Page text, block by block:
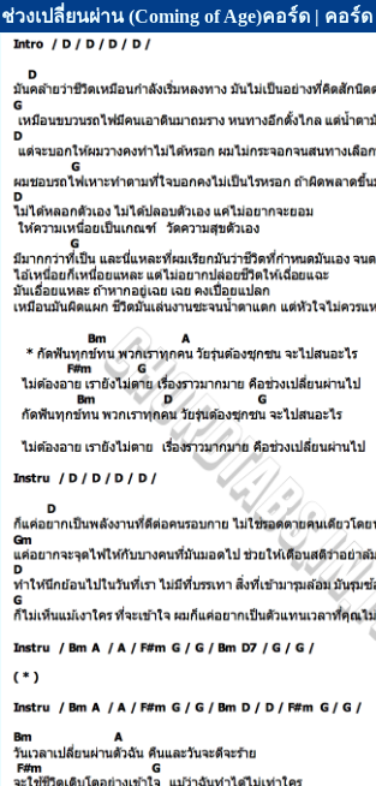
ช่วงเปลี่ยนผ่าน (Coming of Age)คอร์ด | คอร์